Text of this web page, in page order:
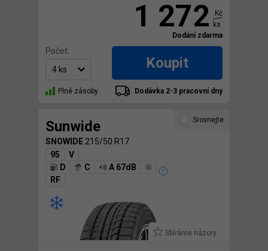
1 272
Kč
ks
Dodání zdarma
Počet:
Koupit
Plné zásoby Dodávka 2-3 pracovní dny
Sunwide
SNOWIDE 215/50 R17
95
V
D
C
A 67dB
RF
Sbíráme názory.
Srovnejte